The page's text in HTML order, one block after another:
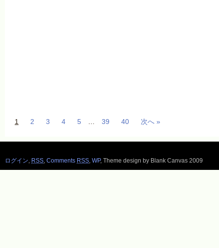
1 2 3 4 5 39 40 次へ »
ログイン RSS Comments RSS WP, Theme design by Blank Canvas 2009